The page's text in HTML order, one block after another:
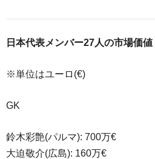
日本代表メンバー27人の市場価
※単位はユーロ(€)
GK
鈴木彩艶(パルマ): 700万€
大迫敬介(広島): 160万€